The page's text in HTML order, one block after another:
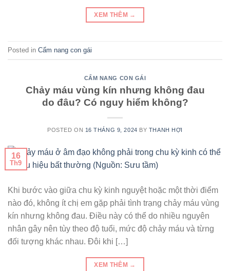
XEM THÊM →
Posted in Cẩm nang con gái
CẨM NANG CON GÁI
Chảy máu vùng kín nhưng không đau
do đâu? Có nguy hiểm không?
POSTED ON 16 THÁNG 9, 2024 BY THANH HỢI
16
Th9
Khi bước vào giữa chu kỳ kinh nguyệt hoặc một thời điểm
nào đó, không ít chị em gặp phải tình trạng chảy máu vùng
kín nhưng không đau. Điều này có thể do nhiều nguyên
nhân gây nên tùy theo độ tuổi, mức độ chảy máu và từng
đối tượng khác nhau. Đôi khi […]
XEM THÊM →